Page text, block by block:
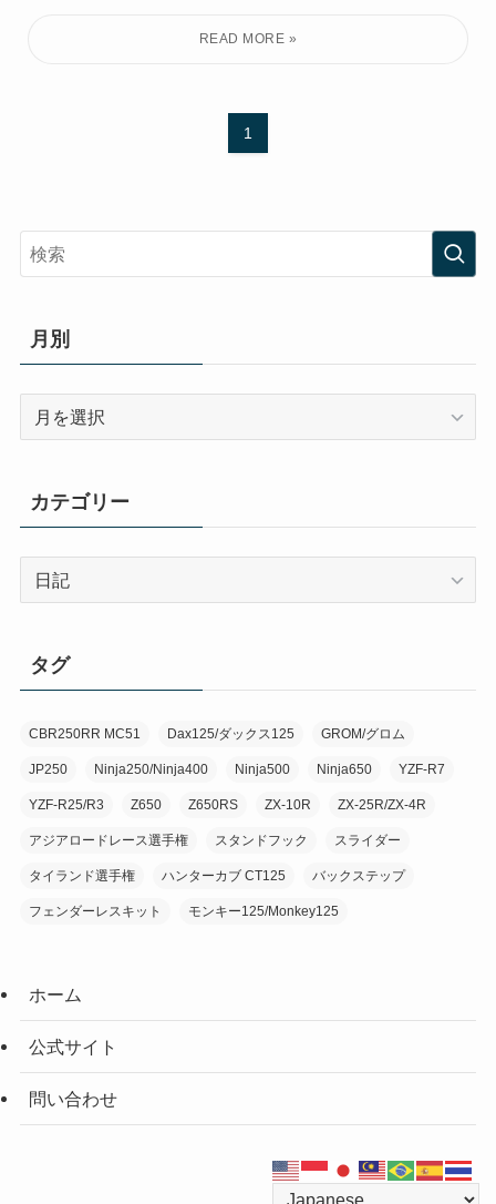
1
月別
カテゴリー
ー
タグ
CBR250RR MC51 Dax125/ダックス125 GROM/グロム
JP250 Ninja250/Ninja400 Ninja500 Ninja650 YZF-R7
YZF-R25/R3 Z650 Z650RS ZX-10R ZX-25R/ZX-4R
アジアロードレース選手権 スタンドフック スライダー
タイランド選手権 ハンターカブ CT125 バックステップ
フェンダーレスキット モンキー125/Monkey125
ホーム
公式サイト
問い合わせ